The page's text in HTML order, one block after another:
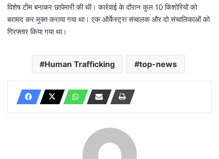
विशेष टीम बनाकर छापेमारी की थी। कार्रवाई के दौरान कुल 10 किशोरियों को
बरामद कर मुक्त कराया गया था। एक ऑर्केस्ट्रा संचालक और दो संचालिकाओं को
गिरफ्तार किया गया था।
Human Trafficking top-news